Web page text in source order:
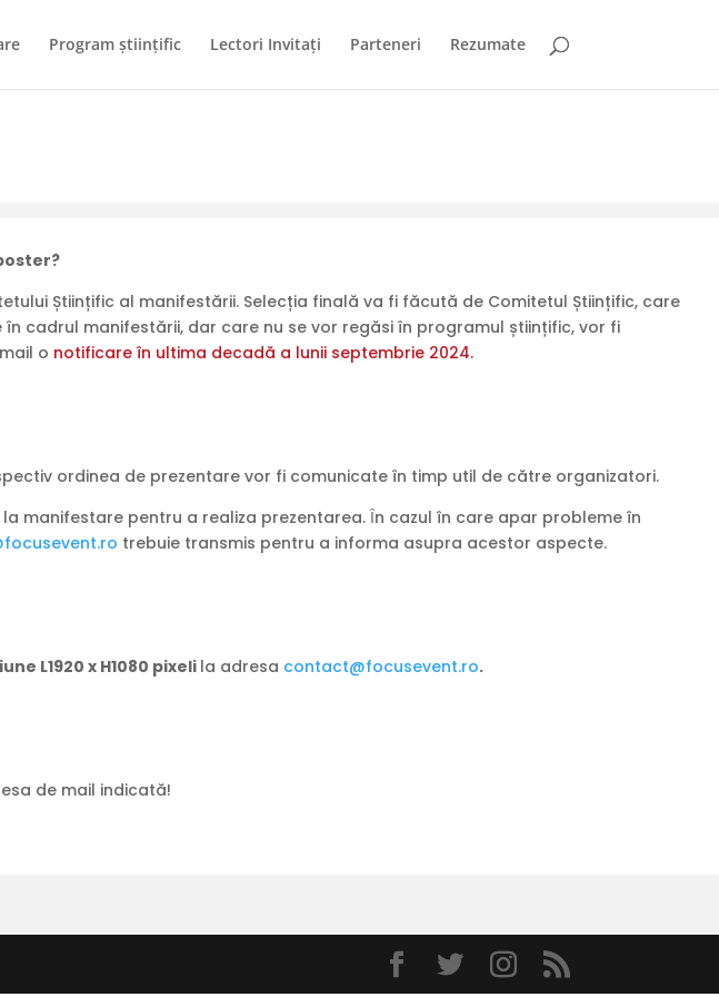
Program ştiinţific Lectori Invitați Parteneri Rezumate
Științific al manifestării. Selecția finală va fi făcută de Comitetul Științific, care
cadrul manifestării, dar care nu se vor regăsi în programul științific, vor fi
o notificare în ultima decadă a lunii septembrie 2024.
ordinea de prezentare vor fi comunicate în timp util de către organizatori.
manifestare pentru a realiza prezentarea. Ȋn cazul în care apar probleme în
trebuie transmis pentru a informa asupra acestor aspecte.
L1920 x H1080 pixeli la adresa contact@focusevent.ro.
de mail indicată!